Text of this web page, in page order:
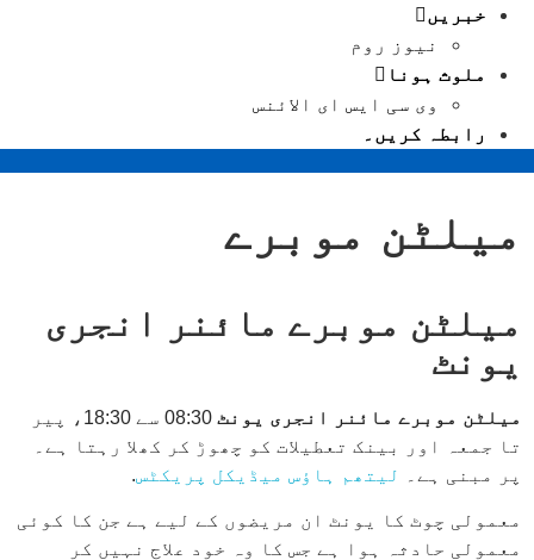
خبریں
نیوز روم
ملوث ہونا
وی سی ایس ای الائنس
رابطہ کریں۔
میلٹن موبرے
میلٹن موبرے مائنر انجری
یونٹ
میلٹن موبرے مائنر انجری یونٹ
08:30 سے 18:30، پیر
تا جمعہ اور بینک تعطیلات کو چھوڑ کر کھلا رہتا ہے۔
پر مبنی ہے۔
لیتھم ہاؤس میڈیکل پریکٹس.
معمولی چوٹ کا یونٹ ان مریضوں کے لیے ہے جن کا کوئی
معمولی حادثہ ہوا ہے جس کا وہ خود علاج نہیں کر